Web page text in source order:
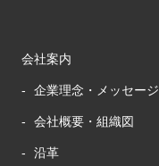
会社案内
企業理念・メッセージ
会社概要・組織図
沿革